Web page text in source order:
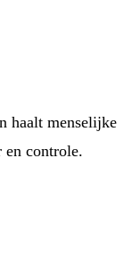
haalt menselijke
en controle.